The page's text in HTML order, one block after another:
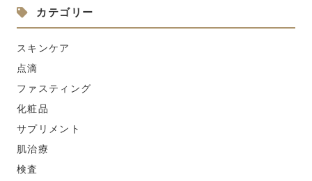
カテゴリー
スキンケア
点滴
ファスティング
化粧品
サプリメント
肌治療
検査